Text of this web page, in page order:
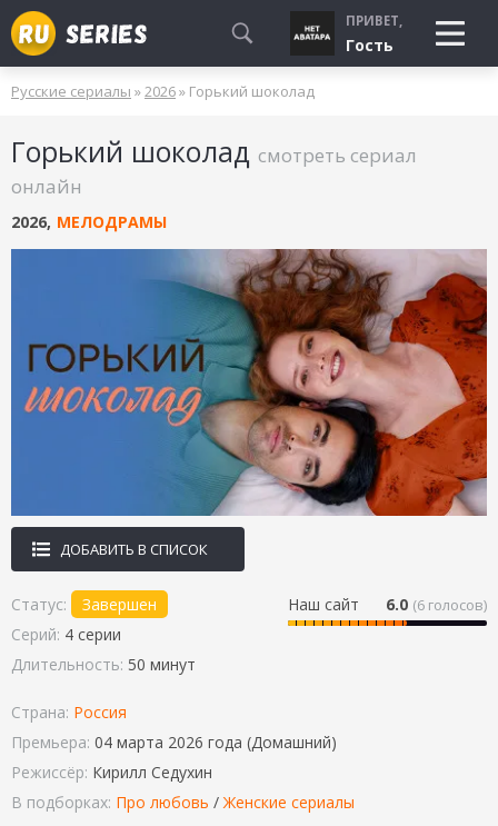
СМОТРЮ
БУДУ СМОТРЕТЬ
УЖЕ СМОТРЕЛ
ПРИВЕТ,
Гость
Русские сериалы »2026» Горький шоколад
Горький шоколад смотреть сериал
онлайн
2026, МЕЛОДРАМЫ
ДОБАВИТЬ В СПИСОК
Наш сайт 6.0 (6 голосов)
Статус:
Завершен
Серий: 4 серии
Длительность: 50 минут
Страна: Россия
Премьера: 04 марта 2026 года (Домашний)
Режиссёр: Кирилл Седухин
В подборках: Про любовь /Женские сериалы